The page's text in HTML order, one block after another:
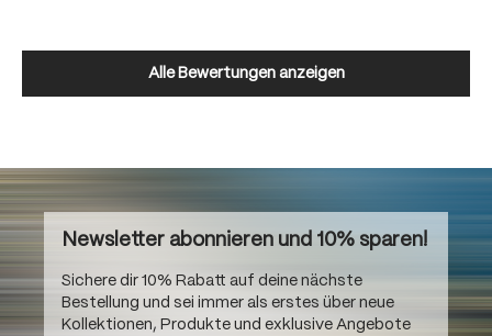
Alle Bewertungen anzeigen
Newsletter abonnieren und 10% sparen!
Sichere dir 10% Rabatt auf deine nächste
Bestellung und sei immer als erstes über neue
Kollektionen, Produkte und exklusive Angebote